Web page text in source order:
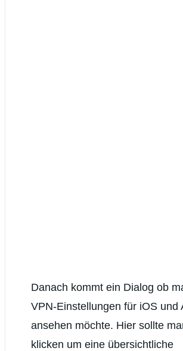
Danach kommt ein Dialog ob
VPN-Einstellungen für iOS und
ansehen möchte. Hier sollte
klicken um eine übersichtliche